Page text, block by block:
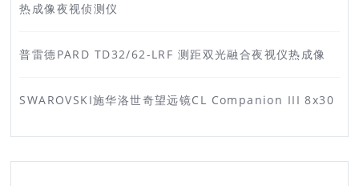
热成像夜视侦测仪
普雷德PARD TD32/62-LRF 测距双光融合夜视仪热成像
SWAROVSKI施华洛世奇望远镜CL Companion III 8x30